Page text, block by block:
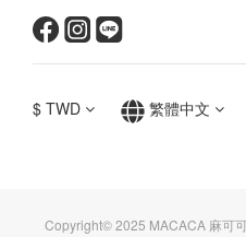
$ TWD 繁體中文
Copyright© 2025 MACACA 麻可